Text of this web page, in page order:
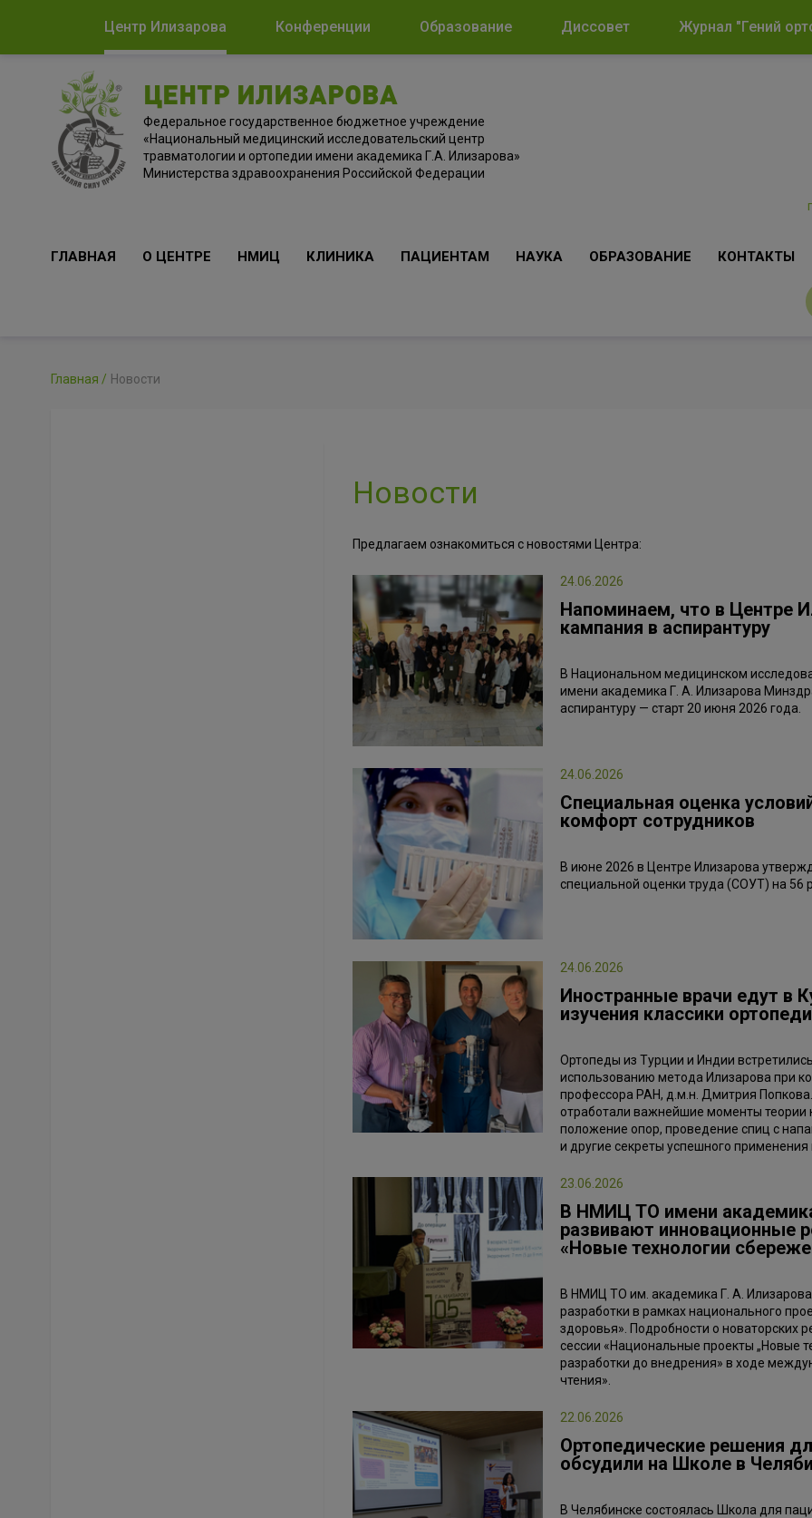
Центр Илизарова Конференции Образование Диссовет Журнал "Гений
ЦЕНТР ИЛИЗАРОВА
Федеральное государственное бюджетное учреждение
«Национальный медицинский исследовательский центр
травматологии и ортопедии имени академика Г.А. Илизарова»
Министерства здравоохранения Российской Федерации
ГЛАВНАЯ О ЦЕНТРЕ НМИЦ КЛИНИКА ПАЦИЕНТАМ НАУКА ОБРАЗОВАНИЕ КОНТАКТЫ
Главная Новости
Новости
Предлагаем ознакомиться с новостями Центра:
24.06.2026
Напоминаем, что в Центре
кампания в аспирантуру
В Национальном медицинском
имени академика Г. А. Илизарова
аспирантуру — старт 20 июня 2026 года.
24.06.2026
Специальная оценка
комфорт сотрудников
В июне 2026 в Центре Илизарова
специальной оценки труда (СОУТ) на 56
24.06.2026
Иностранные врачи едут в
изучения классики
Ортопеды из Турции и Индии
использованию метода Илизарова при
профессора РАН, д.м.н. Дмитрия
отработали важнейшие моменты
положение опор, проведение спиц с
и другие секреты успешного применения
23.06.2026
В НМИЦ ТО имени
развивают инновационные
«Новые технологии
В НМИЦ ТО им. академика Г. А.
разработки в рамках национального
здоровья». Подробности о новаторских
сессии «Национальные проекты „Новые
разработки до внедрения» в ходе
чтения».
22.06.2026
Ортопедические решения
обсудили на Школе в
В Челябинске состоялась Школа для